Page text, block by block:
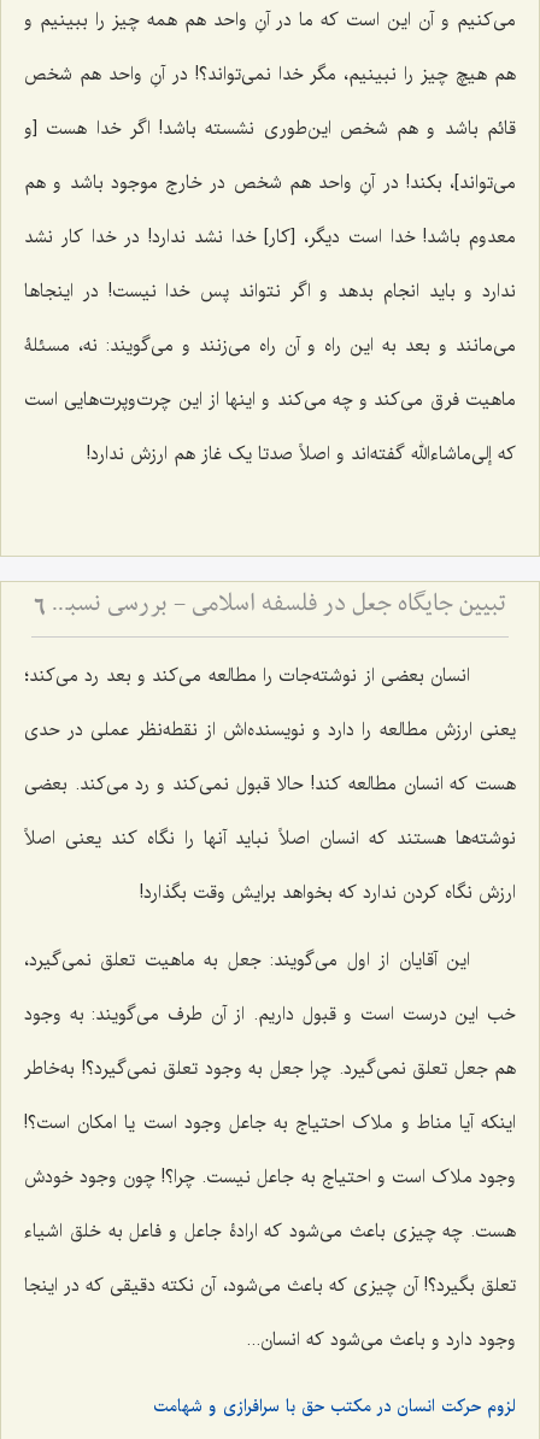
می‌کنیم و آن این است که ما در آنِ واحد هم همه چیز را ببینیم و
هم هیچ چیز را نبینیم، مگر خدا نمی‌تواند؟! در آنِ واحد هم شخص
قائم باشد و هم شخص این‌طوری نشسته باشد! اگر خدا هست [و
می‌تواند]، بکند! در آنِ واحد هم شخص در خارج موجود باشد و هم
معدوم باشد! خدا است دیگر، [کار] خدا نشد ندارد! در خدا کار نشد
ندارد و باید انجام بدهد و اگر نتواند پس خدا نیست! در اینجاها
می‌مانند و بعد به این راه و آن راه می‌زنند و می‌گویند: نه، مسئلۀ
ماهیت فرق می‌کند و چه می‌کند و اینها از این چرت‌وپرت‌هایی است
که إلی‌ماشاءالله گفته‌اند و اصلاً صدتا یک غاز هم ارزش ندارد!
تبیین جایگاه جعل در فلسفه اسلامی - بررسی نسبت میان اراده الهی و ماهیت اشیاء 6
انسان بعضی از نوشته‌جات را مطالعه می‌کند و بعد رد می‌کند؛
یعنی ارزش مطالعه را دارد و نویسنده‌اش از نقطه‌نظر عملی در حدی
هست که انسان مطالعه کند! حالا قبول نمی‌کند و رد می‌کند. بعضی
نوشته‌ها هستند که انسان اصلاً نباید آنها را نگاه کند یعنی اصلاً
ارزش نگاه کردن ندارد که بخواهد برایش وقت بگذارد!
این آقایان از اول می‌گویند: جعل به ماهیت تعلق نمی‌گیرد،
خب این درست است و قبول داریم. از آن طرف می‌گویند: به وجود
هم جعل تعلق نمی‌گیرد. چرا جعل به وجود تعلق نمی‌گیرد؟! به‌خاطر
اینکه آیا مناط و ملاک احتیاج به جاعل وجود است یا امکان است؟!
وجود ملاک است و احتیاج به جاعل نیست. چرا؟! چون وجود خودش
هست. چه چیزی باعث می‌شود که ارادۀ جاعل و فاعل به خلق اشیاء
تعلق بگیرد؟! آن چیزی که باعث می‌شود، آن نکته دقیقی که در اینجا
وجود دارد و باعث می‌شود که انسان...
لزوم حرکت انسان در مکتب حق با سرافرازی و شهامت